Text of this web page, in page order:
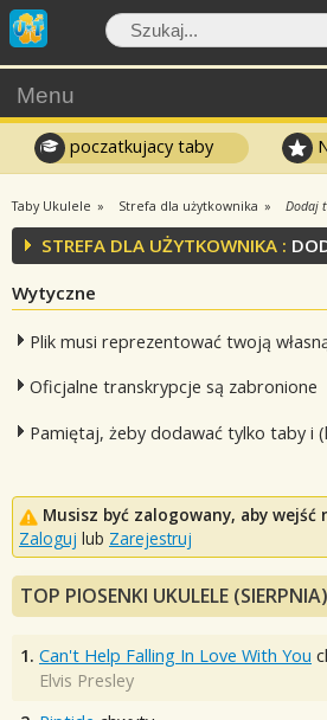
Menu
poczatkujacy taby
Taby Ukulele Strefa dla użytkownika Dodaj
STREFA DLA UŻYTKOWNIKA :
Wytyczne
Plik musi reprezentować twoją
Oficjalne transkrypcje są zabronione
Pamiętaj, żeby dodawać tylko taby i
Musisz być zalogowany, aby
Zaloguj lub Zarejestruj
TOP PIOSENKI UKULELE (SIERPNIA)
1. Can't Help Falling In Love With You
Elvis Presley